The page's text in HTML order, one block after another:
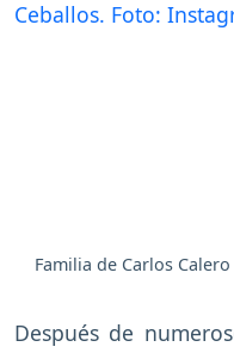
Familia de Carlos
Después de